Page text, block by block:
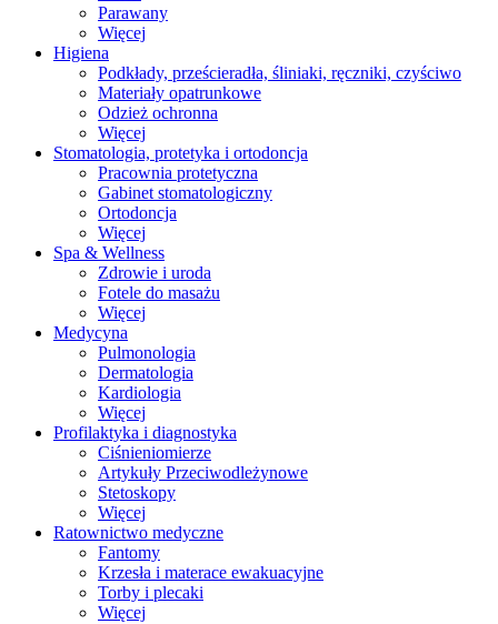
Parawany
Więcej
Higiena
Podkłady, prześcieradła, śliniaki, ręczniki, czyściwo
Materiały opatrunkowe
Odzież ochronna
Więcej
Stomatologia, protetyka i ortodoncja
Pracownia protetyczna
Gabinet stomatologiczny
Ortodoncja
Więcej
Spa & Wellness
Zdrowie i uroda
Fotele do masażu
Więcej
Medycyna
Pulmonologia
Dermatologia
Kardiologia
Więcej
Profilaktyka i diagnostyka
Ciśnieniomierze
Artykuły Przeciwodleżynowe
Stetoskopy
Więcej
Ratownictwo medyczne
Fantomy
Krzesła i materace ewakuacyjne
Torby i plecaki
Więcej